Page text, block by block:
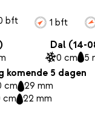
bft 1 bft
Dal (14-
0 cm 5
komende 5 dagen
cm 29 mm
cm 22 mm